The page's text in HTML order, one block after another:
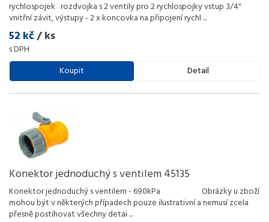
rychlospojek rozdvojka s 2 ventily pro 2 rychlospojky vstup 3/4"
vnitřní závit, výstupy - 2 x koncovka na připojení rychl ...
52 kč/ ks
s DPH
Koupit
Detail
Konektor jednoduchý s ventilem 45135
Konektor jednoduchý s ventilem - 690kPa Obrázky u zboží
mohou být v některých případech pouze ilustrativní a nemusí zcela
přesně postihovat všechny detai...